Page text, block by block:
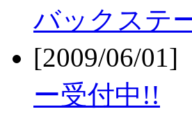
バックステ
[2009/06/01]
ー受付中!!